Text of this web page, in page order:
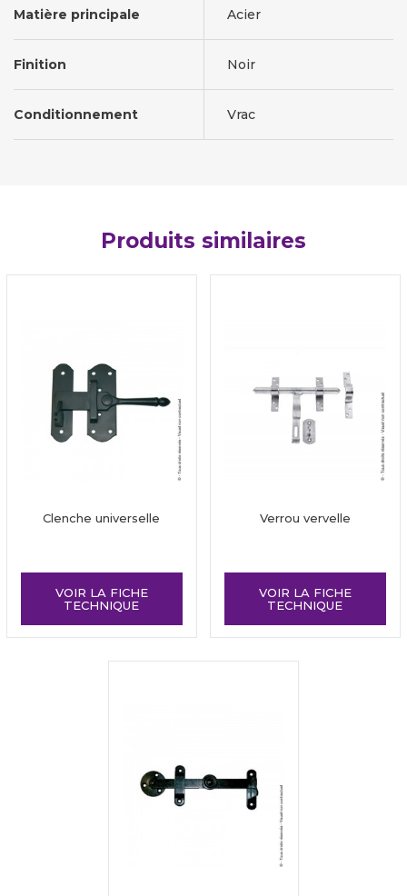
Matière principale Acier
Finition Noir
Conditionnement Vrac
Produits similaires
Clenche universelle
VOIR LA FICHE
TECHNIQUE
Verrou vervelle
VOIR LA FICHE
TECHNIQUE